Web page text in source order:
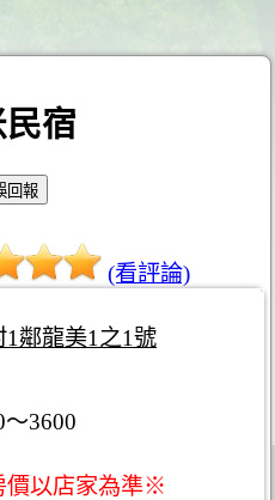
宿
(看評論)
鄰龍美1之1號
3600
價以店家為準※